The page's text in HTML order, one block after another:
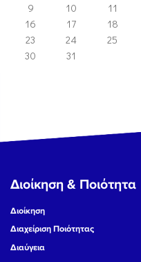
9
10 11
16
17 18
23
24 25
30
31
Διοίκηση & Ποιότητα
Διοίκηση
Διαχείριση Ποιότητας
Διαύγεια